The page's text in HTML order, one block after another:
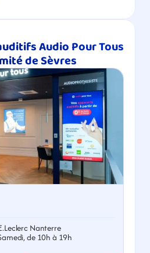
Audio Pour Tous
de Sèvres
Nanterre
de 10h à 19h